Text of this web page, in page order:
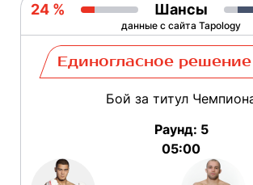
24 % Шансы
данные с сайта Tapology
Единогласное
Бой за титул
Раунд: 5
05:00